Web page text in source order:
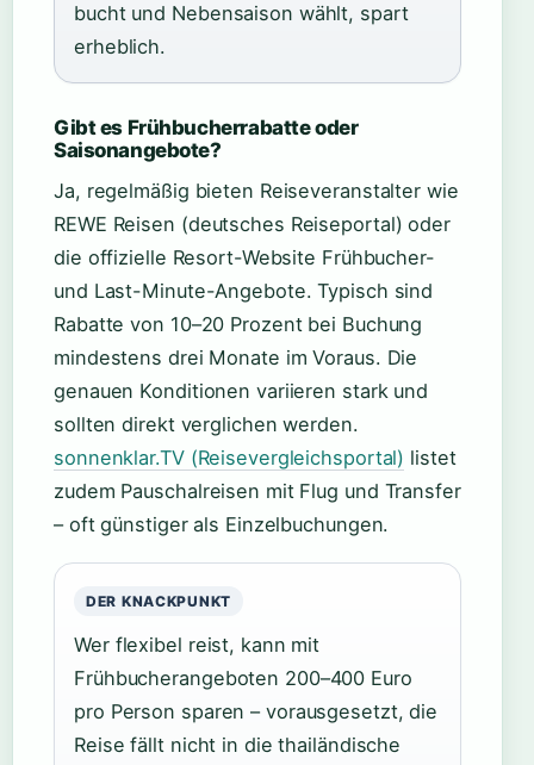
bucht und Nebensaison wählt, spart
erheblich.
Gibt es Frühbucherrabatte oder
Saisonangebote?
Ja, regelmäßig bieten Reiseveranstalter wie
REWE Reisen (deutsches Reiseportal) oder
die offizielle Resort-Website Frühbucher-
und Last-Minute-Angebote. Typisch sind
Rabatte von 10–20 Prozent bei Buchung
mindestens drei Monate im Voraus. Die
genauen Konditionen variieren stark und
sollten direkt verglichen werden.
sonnenklar.TV (Reisevergleichsportal) listet
zudem Pauschalreisen mit Flug und Transfer
– oft günstiger als Einzelbuchungen.
DER KNACKPUNKT
Wer flexibel reist, kann mit
Frühbucherangeboten 200–400 Euro
pro Person sparen – vorausgesetzt, die
Reise fällt nicht in die thailändische